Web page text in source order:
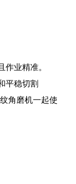
业精准。
平稳切割
角磨机一起使